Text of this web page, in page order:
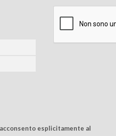
esplicitamente al